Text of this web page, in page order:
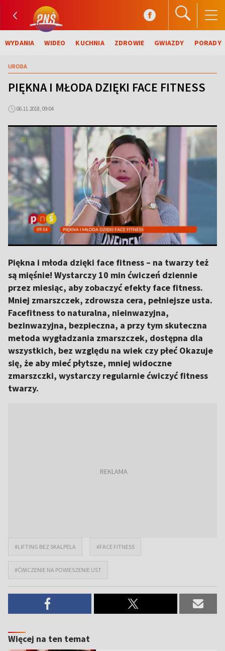
WYDANIA WIDEO KUCHNIA ZDROWIE GWIAZDY PORADY
URODA
PIĘKNA I MŁODA DZIĘKI FACE FITNESS
06.11.2018, 09:04
Piękna i młoda dzięki face fitness – na twarzy też
są mięśnie! Wystarczy 10 min ćwiczeń dziennie
przez miesiąc, aby zobaczyć efekty face fitness.
Mniej zmarszczek, zdrowsza cera, pełniejsze usta.
Facefitness to naturalna, nieinwazyjna,
bezinwazyjna, bezpieczna, a przy tym skuteczna
metoda wygładzania zmarszczek, dostępna dla
wszystkich, bez względu na wiek czy płeć Okazuje
się, że aby mieć płytsze, mniej widoczne
zmarszczki, wystarczy regularnie ćwiczyć fitness
twarzy.
#LIFTING BEZ SKALPELA #FACE FITNESS
#ĆWICZENIE NA POWIESZENIE UST
Więcej na ten temat